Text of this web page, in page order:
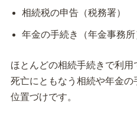
相続税の申告（税務署）
年金の手続き（年金事務所
ほとんどの相続手続きで利
死亡にともなう相続や年金の
位置づけです。